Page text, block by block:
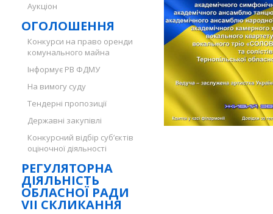
Аукціон
ОГОЛОШЕННЯ
Конкурси на право оренди
комунального майна
Інформує РВ ФДМУ
На вимогу суду
Тендерні пропозиції
Державні закупівлі
Конкурсний відбір суб’єктів
оціночної діяльності
РЕГУЛЯТОРНА
ДІЯЛЬНІСТЬ
ОБЛАСНОЇ РАДИ
VII СКЛИКАННЯ